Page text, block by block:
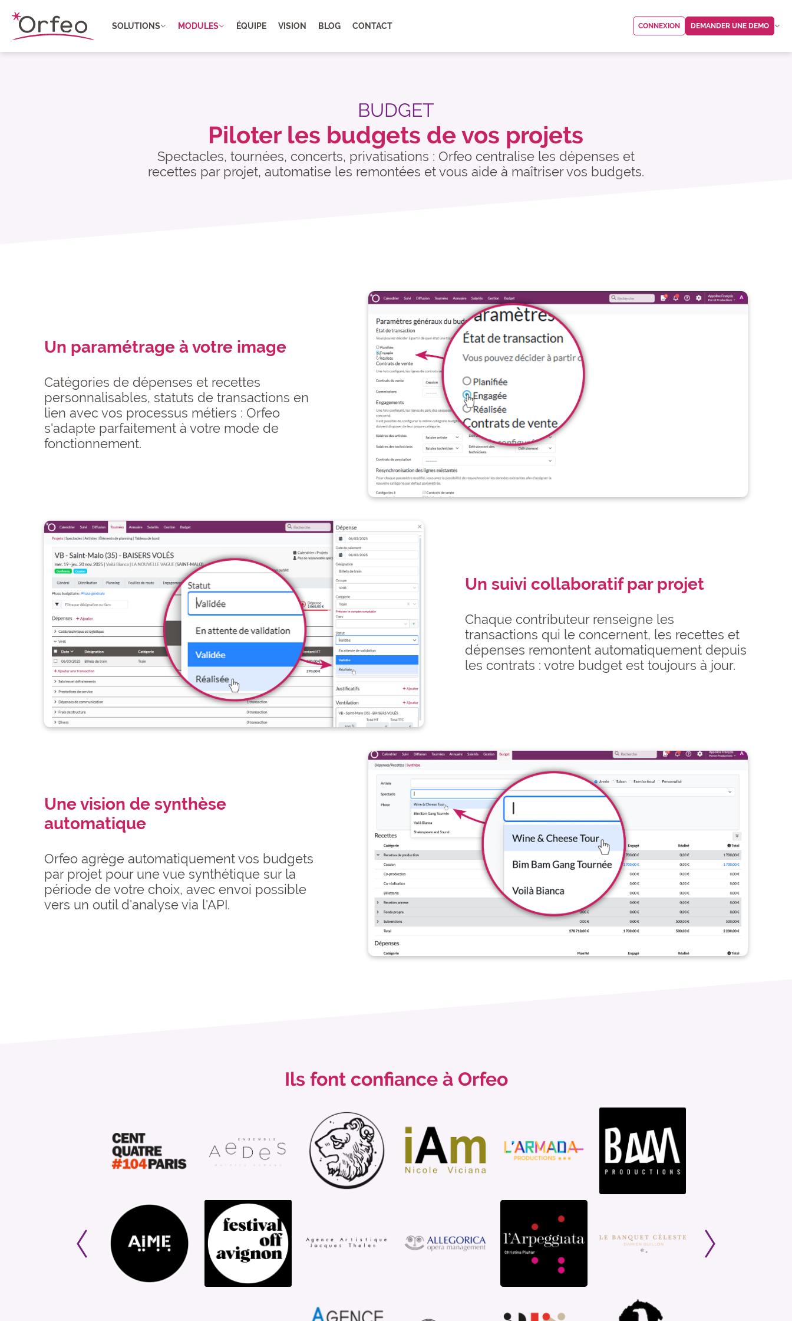
SOLUTIONS MODULES ÉQUIPE VISION BLOG CONTACT CONNEXION DEMANDER UNE DEMO
BUDGET
Piloter les budgets de vos projets
Spectacles, tournées, concerts, privatisations : Orfeo centralise les dépenses et
recettes par projet, automatise les remontées et vous aide à maîtriser vos budgets.
Un paramétrage à votre image
Catégories de dépenses et recettes
personnalisables, statuts de transactions en
lien avec vos processus métiers : Orfeo
s'adapte parfaitement à votre mode de
fonctionnement.
Un suivi collaboratif par projet
Chaque contributeur renseigne les
transactions qui le concernent, les recettes et
dépenses remontent automatiquement depuis
les contrats : votre budget est toujours à jour.
Une vision de synthèse
automatique
Orfeo agrège automatiquement vos budgets
par projet pour une vue synthétique sur la
période de votre choix, avec envoi possible
vers un outil d'analyse via l'API.
Ils font confiance à Orfeo